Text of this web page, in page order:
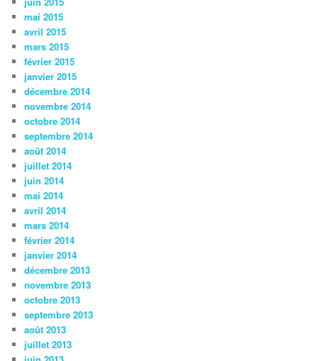
mai 2015
avril 2015
mars 2015
février 2015
janvier 2015
décembre 2014
novembre 2014
octobre 2014
septembre 2014
août 2014
juillet 2014
juin 2014
mai 2014
avril 2014
mars 2014
février 2014
janvier 2014
décembre 2013
novembre 2013
octobre 2013
septembre 2013
août 2013
juillet 2013